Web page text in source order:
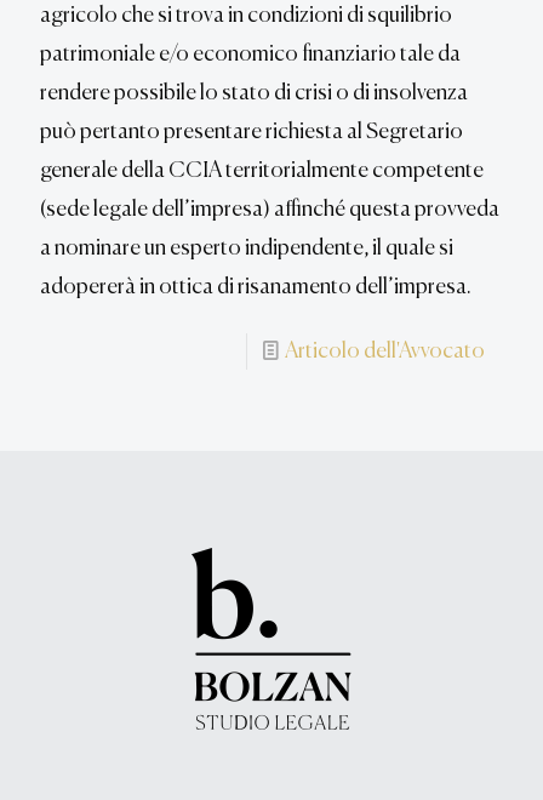
agricolo che si trova in condizioni di squilibrio
patrimoniale e/o economico finanziario tale da
rendere possibile lo stato di crisi o di insolvenza
può pertanto presentare richiesta al Segretario
generale della CCIA territorialmente competente
(sede legale dell’impresa) affinché questa provveda
a nominare un esperto indipendente, il quale si
adopererà in ottica di risanamento dell’impresa.
Articolo dell'Avvocato